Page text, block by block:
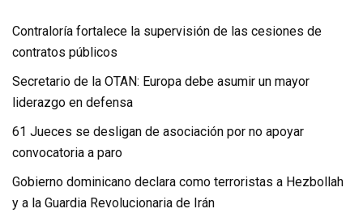
Contraloría fortalece la supervisión de las cesiones de
contratos públicos
Secretario de la OTAN: Europa debe asumir un mayor
liderazgo en defensa
61 Jueces se desligan de asociación por no apoyar
convocatoria a paro
Gobierno dominicano declara como terroristas a Hezbollah
y a la Guardia Revolucionaria de Irán